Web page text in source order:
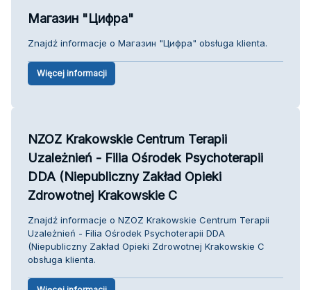
Магазин "Цифра"
Znajdź informacje o Магазин "Цифра" obsługa klienta.
Więcej informacji
NZOZ Krakowskie Centrum Terapii
Uzależnień - Filia Ośrodek Psychoterapii
DDA (Niepubliczny Zakład Opieki
Zdrowotnej Krakowskie C
Znajdź informacje o NZOZ Krakowskie Centrum Terapii
Uzależnień - Filia Ośrodek Psychoterapii DDA
(Niepubliczny Zakład Opieki Zdrowotnej Krakowskie C
obsługa klienta.